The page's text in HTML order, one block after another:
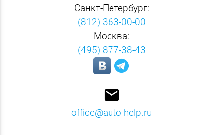
Санкт-Петербург:
(812) 363-00-00
Москва:
(495) 877-38-43
email
office@auto-help.ru